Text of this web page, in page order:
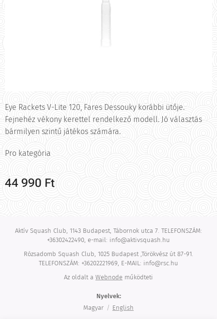
Eye Rackets V-Lite 120, Fares Dessouky korábbi ütője.
Fejnehéz vékony kerettel rendelkező modell. Jó választás
bármilyen szintű játékos számára.
Pro kategória
44 990 Ft
Aktív Squash Club, 1143 Budapest, Tábornok utca 7. TELEFONSZÁM:
+36302422490, e-mail: info@aktivsquash.hu
Rózsadomb Squash Club, 1025 Budapest ,Törökvész út 87-91.
TELEFONSZÁM: +36202221969, E-MAIL: info@rsc.hu
Az oldalt a Webnode működteti
Nyelvek
Magyar
English